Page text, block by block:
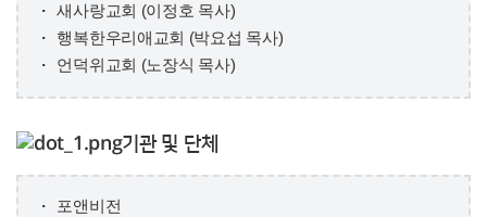
새사랑교회 (이정호 목사)
행복한우리애교회 (박요섭 목사)
언덕위교회 (노장식 목사)
기관 및 단체
포앤비전